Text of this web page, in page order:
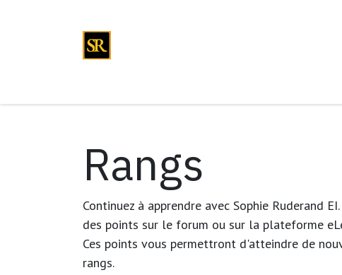
Rangs
Continuez à apprendre avec Sophie Ruderand
des points sur le forum ou sur la plateforme
Ces points vous permettront d'atteindre de
rangs.